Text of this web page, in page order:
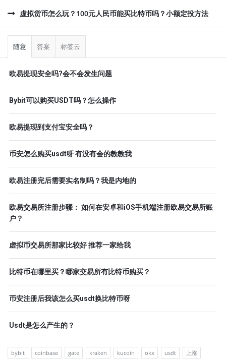
虚拟货币怎么玩？100元人民币能买比特币吗？小额定投方法
侧
随意 答案 标签云
欧易提现安全吗?会不会发生问题
Bybit可以购买USDT吗？怎么操作
欧易提现到支付宝安全吗？
币安怎么购买usdt呀 有没有会的教教我
欧易注册完后需要实名制吗？我是内地的
欧易交易所注册步骤： 如何在安卓和iOS手机端注册欧易交易所账
户？
虚拟币交易所那家比较好 推荐一家给我
比特币在哪里买？哪家交易所有比特币购买？
币安注册后我该怎么买usdt换比特币呀
Usdt是怎么产生的？
bybit coinbase gate kraken kucoin okx usdt 上涨